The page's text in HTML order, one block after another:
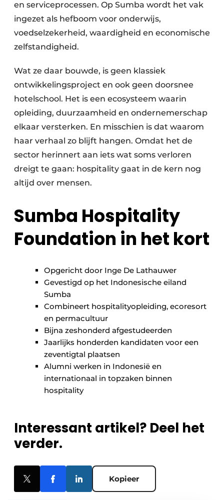
en serviceprocessen. Op Sumba wordt het vak
ingezet als hefboom voor onderwijs,
voedselzekerheid, waardigheid en economische
zelfstandigheid.
Wat ze daar bouwde, is geen klassiek
ontwikkelingsproject en ook geen doorsnee
hotelschool. Het is een ecosysteem waarin
opleiding, duurzaamheid en ondernemerschap
elkaar versterken. En misschien is dat waarom
haar verhaal zo blijft hangen. Omdat het de
sector herinnert aan iets wat soms verloren
dreigt te gaan: hospitality gaat in de kern nog
altijd over mensen.
Sumba Hospitality
Foundation in het kort
Opgericht door Inge De Lathauwer
Gevestigd op het Indonesische eiland
Sumba
Combineert hospitalityopleiding, ecoresort
en permacultuur
Bijna zeshonderd afgestudeerden
Jaarlijks honderden kandidaten voor een
zeventigtal plaatsen
Alumni werken in Indonesië en
internationaal in topzaken binnen
hospitality
Interessant artikel? Deel het
verder.
Kopieer